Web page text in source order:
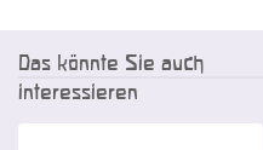
Das könnte Sie auch
interessieren